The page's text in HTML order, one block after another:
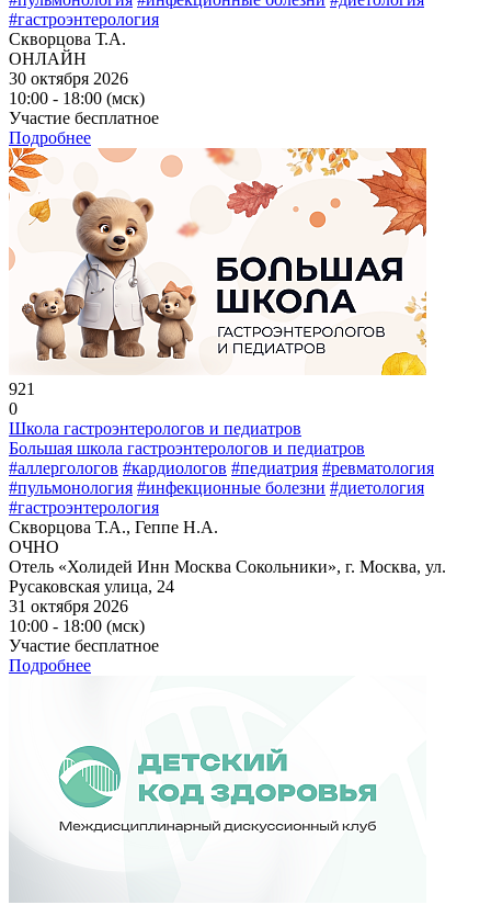
#гастроэнтерология
Скворцова Т.А.
ОНЛАЙН
30 октября 2026
10:00 - 18:00 (мск)
Участие бесплатное
Подробнее
921
0
Школа гастроэнтерологов и педиатров
Большая школа гастроэнтерологов и педиатров
#аллергологов #кардиологов #педиатрия #ревматология
#пульмонология #инфекционные болезни #диетология
#гастроэнтерология
Скворцова Т.А., Геппе Н.А.
ОЧНО
Отель «Холидей Инн Москва Сокольники», г. Москва, ул.
Русаковская улица, 24
31 октября 2026
10:00 - 18:00 (мск)
Участие бесплатное
Подробнее